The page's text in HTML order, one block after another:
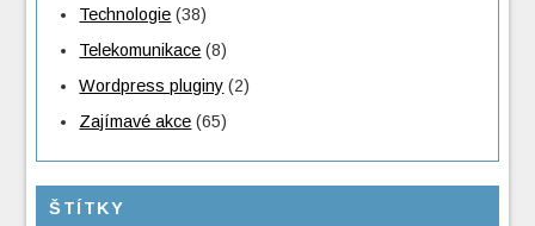
Technologie (38)
Telekomunikace (8)
Wordpress pluginy (2)
Zajímavé akce (65)
ŠTÍTKY